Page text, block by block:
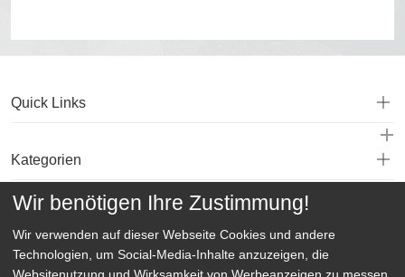
Quick Links
Kategorien
Wir benötigen Ihre Zustimmung!
Wir verwenden auf dieser Webseite Cookies und andere
Technologien, um Social-Media-Inhalte anzuzeigen, die